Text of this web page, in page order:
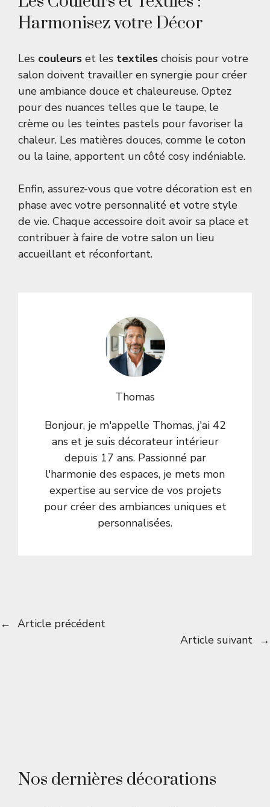
Harmonisez votre Décor
Les couleurs et les textiles choisis pour votre
salon doivent travailler en synergie pour créer
une ambiance douce et chaleureuse. Optez
pour des nuances telles que le taupe, le
crème ou les teintes pastels pour favoriser la
chaleur. Les matières douces, comme le coton
ou la laine, apportent un côté cosy indéniable.
Enfin, assurez-vous que votre décoration est en
phase avec votre personnalité et votre style
de vie. Chaque accessoire doit avoir sa place et
contribuer à faire de votre salon un lieu
accueillant et réconfortant.
Thomas
Bonjour, je m'appelle Thomas, j'ai 42
ans et je suis décorateur intérieur
depuis 17 ans. Passionné par
l'harmonie des espaces, je mets mon
expertise au service de vos projets
pour créer des ambiances uniques et
personnalisées.
← Article précédent
Article suivant →
Nos dernières décorations